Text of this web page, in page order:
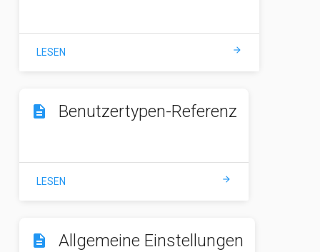
LESEN arrow_forward
description Benutzertypen-Referenz
LESEN arrow_forward
description Allgemeine Einstellungen